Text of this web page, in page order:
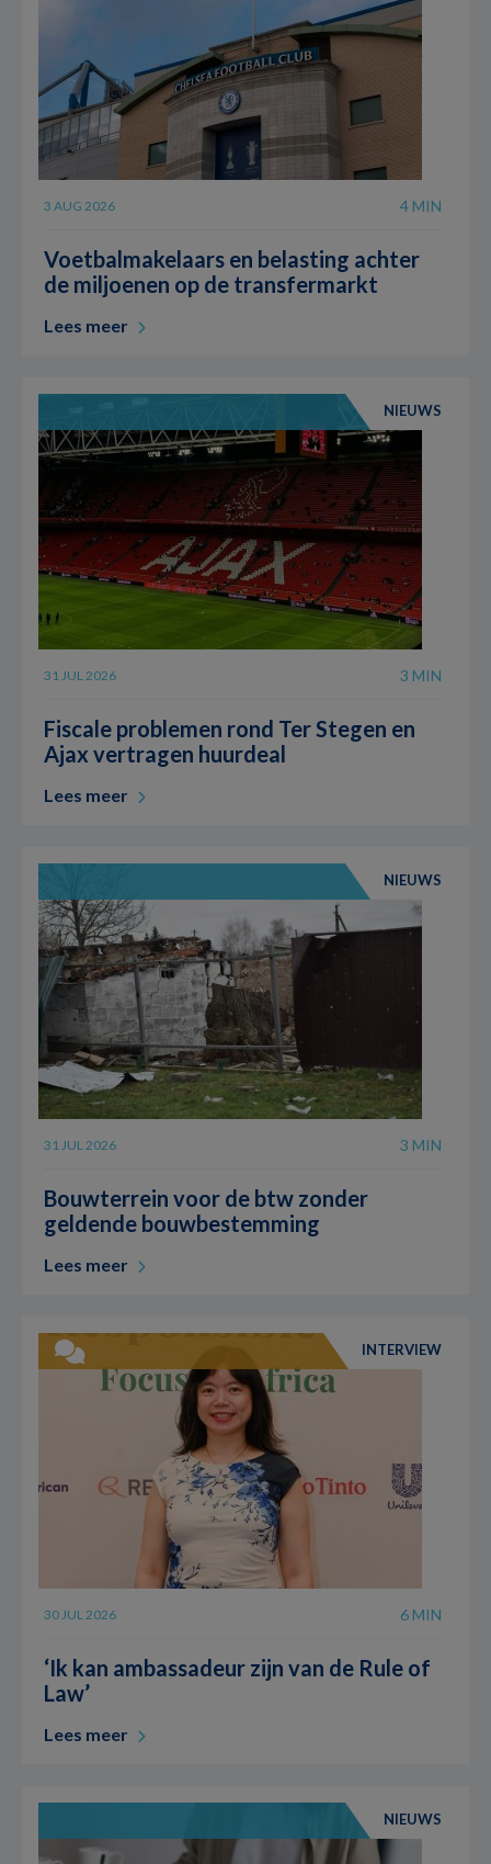
3 AUG 2026 4 MIN
Voetbalmakelaars en belasting achter
de miljoenen op de transfermarkt
Lees meer
NIEUWS
31 JUL 2026 3 MIN
Fiscale problemen rond Ter Stegen en
Ajax vertragen huurdeal
Lees meer
NIEUWS
31 JUL 2026 3 MIN
Bouwterrein voor de btw zonder
geldende bouwbestemming
Lees meer
INTERVIEW
30 JUL 2026 6 MIN
‘Ik kan ambassadeur zijn van de Rule of
Law’
Lees meer
NIEUWS